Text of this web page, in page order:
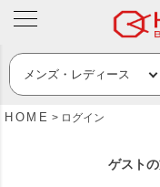
HOME ログイン
ゲスト